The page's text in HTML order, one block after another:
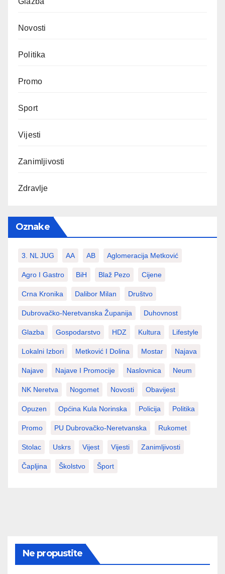
Novosti
Politika
Promo
Sport
Vijesti
Zanimljivosti
Zdravlje
Oznake
3. NL JUG AA AB Aglomeracija Metković
Agro I Gastro BiH Blaž Pezo Cijene
Crna Kronika Dalibor Milan Društvo
Dubrovačko-Neretvanska Županija Duhovnost
Glazba Gospodarstvo HDZ Kultura Lifestyle
Lokalni Izbori Metković I Dolina Mostar Najava
Najave Najave I Promocije Naslovnica Neum
NK Neretva Nogomet Novosti Obavijest
Opuzen Općina Kula Norinska Policija Politika
Promo PU Dubrovačko-Neretvanska Rukomet
Stolac Uskrs Vijest Vijesti Zanimljivosti
Čapljina Školstvo Šport
Ne propustite